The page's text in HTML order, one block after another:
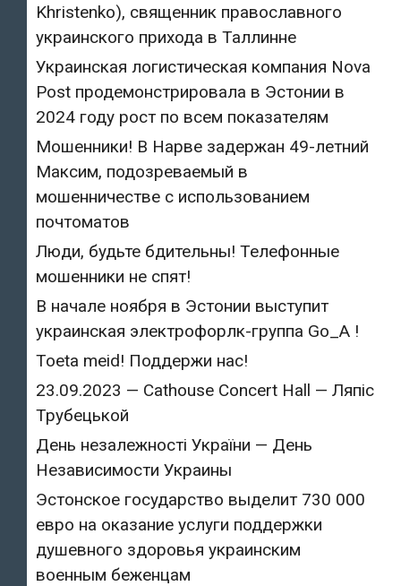
Khristenko), священник православного
украинского прихода в Таллинне
Украинская логистическая компания Nova
Post продемонстрировала в Эстонии в
2024 году рост по всем показателям
Мошенники! В Нарве задержан 49-летний
Максим, подозреваемый в
мошенничестве с использованием
почтоматов
Люди, будьте бдительны! Телефонные
мошенники не спят!
В начале ноября в Эстонии выступит
украинская электрофорлк-группа Go_A !
Toeta meid! Поддержи нас!
23.09.2023 — Cathouse Concert Hall — Ляпіс
Трубецькой
День незалежності України — День
Независимости Украины
Эстонское государство выделит 730 000
евро на оказание услуги поддержки
душевного здоровья украинским
военным беженцам